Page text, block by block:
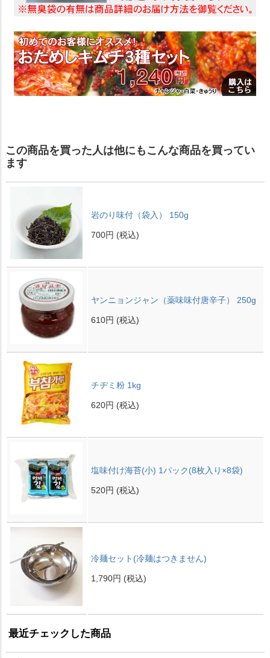
この商品を買った人は他にもこんな商品を買ってい
ます
岩のり味付（袋入） 150g
700円 (税込)
ヤンニョンジャン（薬味味付唐辛子） 250g
610円 (税込)
チヂミ粉 1kg
620円 (税込)
塩味付け海苔(小) 1パック(8枚入り×8袋)
520円 (税込)
冷麺セット(冷麺はつきません)
1,790円 (税込)
最近チェックした商品